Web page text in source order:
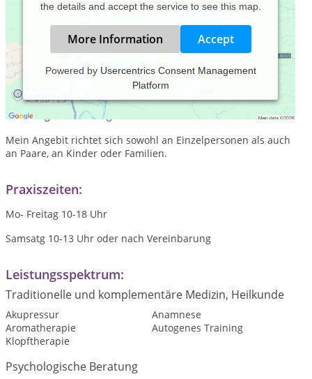
the details and accept the service to see this map.
More Information Accept
Powered by Usercentrics Consent Management
Platform
Sie sind hier absolut richtig, wenn Sie auf der Suche nach
einer ganzheitlich orientierten Hilfe und Begleitung in
schwierigen Lebenslagen sind.
Mein Angebit richtet sich sowohl an Einzelpersonen als auch
an Paare, an Kinder oder Familien.
Praxiszeiten:
Mo- Freitag 10-18 Uhr
Samsatg 10-13 Uhr oder nach Vereinbarung
Leistungsspektrum:
Traditionelle und komplementäre Medizin, Heilkunde
Akupressur
Anamnese
Aromatherapie
Autogenes Training
Klopftherapie
Psychologische Beratung